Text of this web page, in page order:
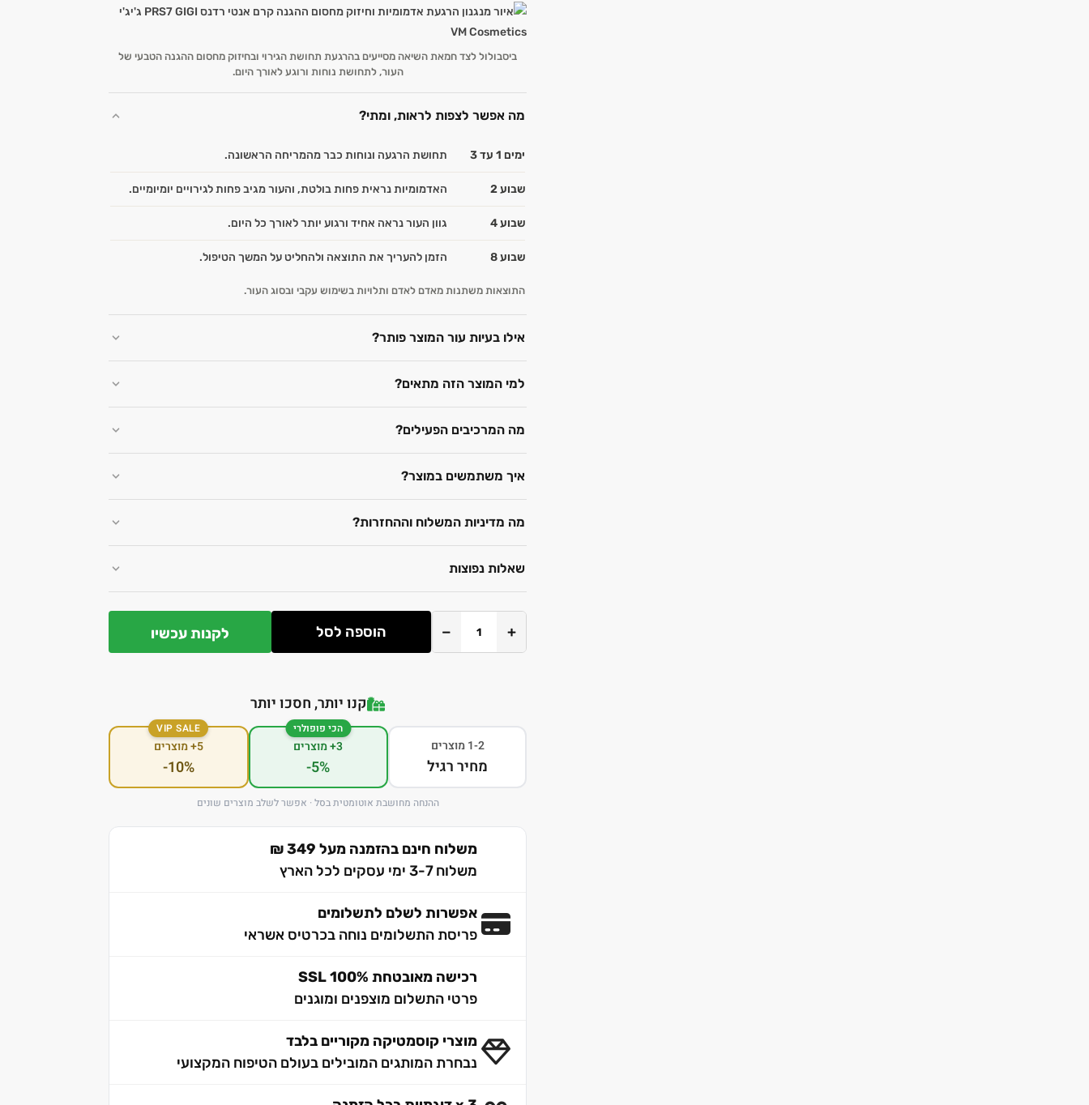
ביסבולול לצד חמאת השיאה מסייעים בהרגעת תחושת הגירוי ובחיזוק מחסום ההגנה הטבעי של
העור, לתחושת נוחות ורוגע לאורך היום.
מה אפשר לצפות לראות, ומתי?
ימים 1 עד 3 תחושת הרגעה ונוחות כבר מהמריחה הראשונה.
שבוע 2 האדמומיות נראית פחות בולטת, והעור מגיב פחות לגירויים יומיומיים.
שבוע 4 גוון העור נראה אחיד ורגוע יותר לאורך כל היום.
שבוע 8 הזמן להעריך את התוצאה ולהחליט על המשך הטיפול.
התוצאות משתנות מאדם לאדם ותלויות בשימוש עקבי ובסוג העור.
אילו בעיות עור המוצר פותר?
למי המוצר הזה מתאים?
מה המרכיבים הפעילים?
איך משתמשים במוצר?
מה מדיניות המשלוח וההחזרות?
שאלות נפוצות
+
− הוספה לסל לקנות עכשיו
קנו יותר, חסכו יותר
1-2 מוצרים
מחיר רגיל
הכי פופולרי
3+ מוצרים
-5%
VIP SALE
5+ מוצרים
-10%
ההנחה מחושבת אוטומטית בסל · אפשר לשלב מוצרים שונים
משלוח חינם בהזמנה מעל 349 ₪
משלוח 3-7 ימי עסקים לכל הארץ
אפשרות לשלם לתשלומים
פריסת התשלומים נוחה בכרטיס אשראי
רכישה מאובטחת 100% SSL
פרטי התשלום מוצפנים ומוגנים
מוצרי קוסמטיקה מקוריים בלבד
נבחרת המותגים המובילים בעולם הטיפוח המקצועי